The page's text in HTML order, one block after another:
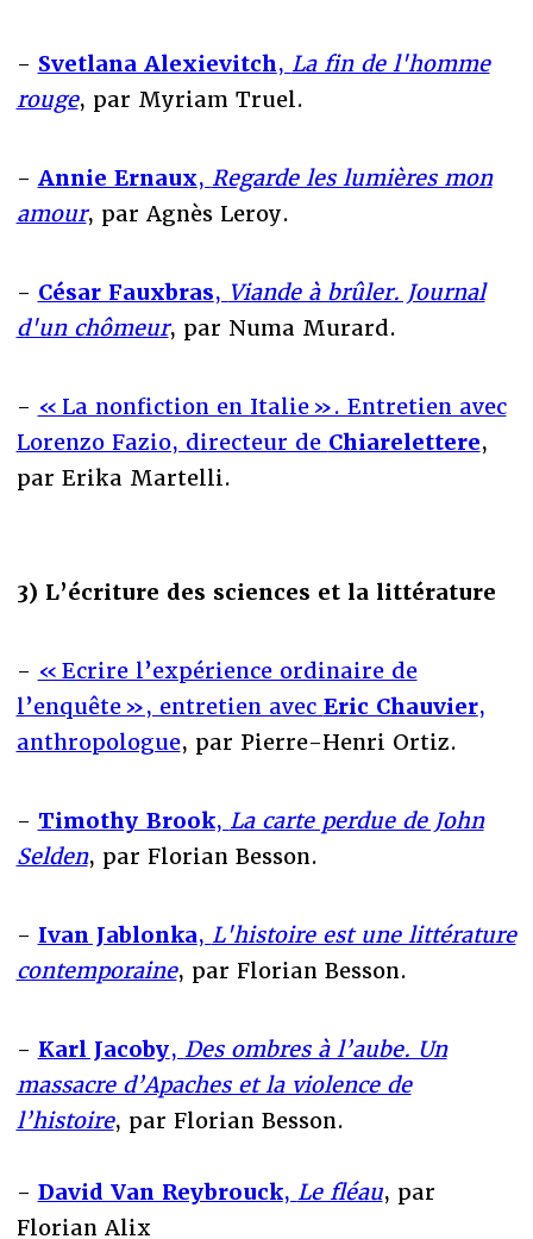
- Svetlana Alexievitch, La fin de l'homme
rouge, par Myriam Truel.
- Annie Ernaux, Regarde les lumières mon
amour, par Agnès Leroy.
- César Fauxbras, Viande à brûler. Journal
d'un chômeur, par Numa Murard.
- « La nonfiction en Italie ». Entretien avec
Lorenzo Fazio, directeur de Chiarelettere,
par Erika Martelli.
3) L’écriture des sciences et la littérature
- « Ecrire l’expérience ordinaire de
l’enquête », entretien avec Eric Chauvier,
anthropologue, par Pierre-Henri Ortiz.
- Timothy Brook, La carte perdue de John
Selden, par Florian Besson.
- Ivan Jablonka, L'histoire est une littérature
contemporaine, par Florian Besson.
- Karl Jacoby, Des ombres à l’aube. Un
massacre d’Apaches et la violence de
l’histoire, par Florian Besson.
- David Van Reybrouck, Le fléau, par
Florian Alix